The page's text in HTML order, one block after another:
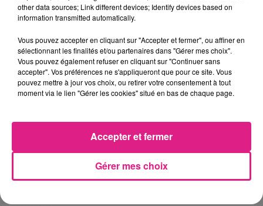
7 août 2026
6 août 2026
Metz : une distribution de lunette gratuite pour voir l’éclipse
5 août 2026
Casting de Woof : l'Euro-Métropole de Metz part à la recherche de...
Officiel : le lac de Madine reporte son feu d’artifice
Eclipse Solaire du 12 août : où voir ce phénomène en Lorraine ?
other data sources; Link different devices; Identify devices based on
information transmitted automatically.
Vous pouvez accepter en cliquant sur "Accepter et fermer", ou affiner en
sélectionnant les finalités et/ou partenaires dans "Gérer mes choix".
Vous pouvez également refuser en cliquant sur "Continuer sans
accepter". Vos préférences ne s'appliqueront que pour ce site. Vous
pouvez mettre à jour vos choix, ou retirer votre consentement à tout
moment via le lien "Gérer les cookies" situé en bas de chaque page.
Gérer mes choix
Accepter et fermer